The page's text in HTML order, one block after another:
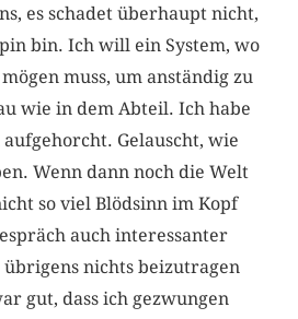
es schadet überhaupt nicht,
bin. Ich will ein System, wo
muss, um anständig zu
wie in dem Abteil. Ich habe
Gelauscht, wie
Wenn dann noch die Welt
so viel Blödsinn im Kopf
auch interessanter
übrigens nichts beizutragen
gut, dass ich gezwungen